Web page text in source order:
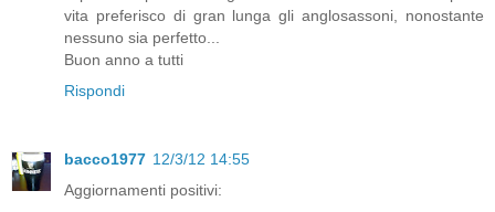
vita preferisco di gran lunga gli anglosassoni, nonostante
nessuno sia perfetto...
Buon anno a tutti
Rispondi
bacco1977 12/3/12 14:55
Aggiornamenti positivi: